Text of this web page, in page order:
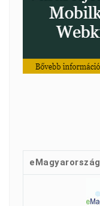
eMagyarország